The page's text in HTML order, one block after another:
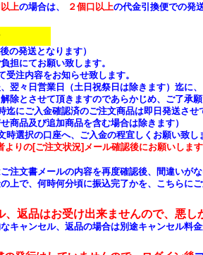
上の場合は、 ２個口以上の代金引換便での発
の発送となります）
担にてお願い致します。
注内容をお知らせ致します。
々日営業日（土日祝祭日は除きます）迄に
とさせて頂きますのであらかじめ、ご了承願
迄にご入金確認済のご注文商品は即日発送させ
及び追加商品を含む場合は除きます）
時選択の口座へ、ご入金の程宜しくお願い致し
りの[ご注文状況]メール確認後にお願いします
注文書メールの内容を再度確認後、間違いが
上で、何時何分頃に振込完了かを、こちらにご
返品はお受け出来ませんので、悪
キャンセル、返品の場合は別途キャンセル料